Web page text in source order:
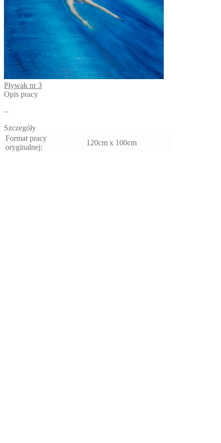
Pływak nr 3
Opis pracy
–
Szczegóły
Format pracy
oryginalnej:
120cm x 100cm